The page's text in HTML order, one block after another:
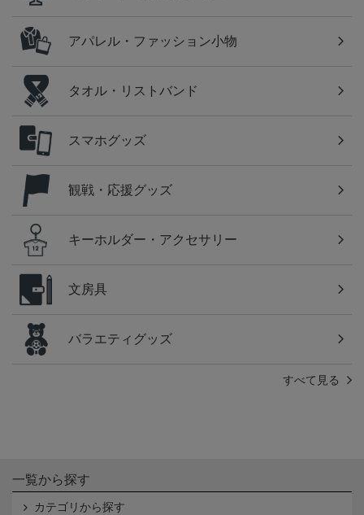
アパレル・ファッション小物
タオル・リストバンド
スマホグッズ
観戦・応援グッズ
キーホルダー・アクセサリー
文房具
バラエティグッズ
すべて見る
一覧から探す
カテゴリから探す